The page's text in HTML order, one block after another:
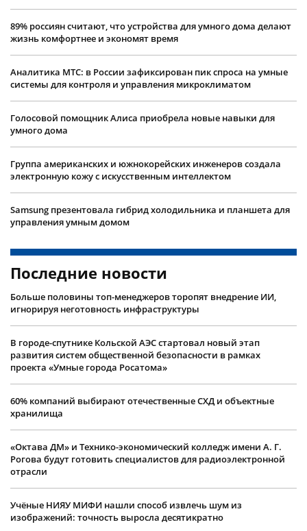
89% россиян считают, что устройства для умного дома делают
жизнь комфортнее и экономят время
Аналитика МТС: в России зафиксирован пик спроса на умные
системы для контроля и управления микроклиматом
Голосовой помощник Алиса приобрела новые навыки для
умного дома
Группа американских и южнокорейских инженеров создала
электронную кожу с искусственным интеллектом
Samsung презентовала гибрид холодильника и планшета для
управления умным домом
Последние новости
Больше половины топ-менеджеров торопят внедрение ИИ,
игнорируя неготовность инфраструктуры
В городе-спутнике Кольской АЭС стартовал новый этап
развития систем общественной безопасности в рамках
проекта «Умные города Росатома»
60% компаний выбирают отечественные СХД и объектные
хранилища
«Октава ДМ» и Технико-экономический колледж имени А. Г.
Рогова будут готовить специалистов для радиоэлектронной
отрасли
Учëные НИЯУ МИФИ нашли способ извлечь шум из
изображений: точность выросла десятикратно